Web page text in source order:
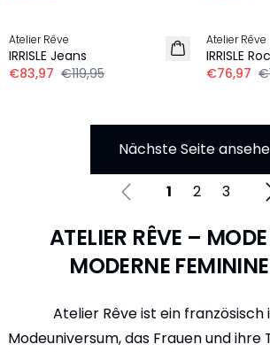
Atelier Rêve
IRRISLE Jeans
€83,97 €119,95
Atelier Rêve
IRRISLE
€76,97
Nächste Seite
1 2 3
ATELIER RÊVE –
MODERNE
Atelier Rêve ist ein französisch
Modeuniversum, das Frauen und ihre